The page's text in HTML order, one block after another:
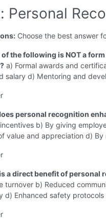
Personal
Choose the best answer
of the following is NOT a
a) Formal awards and
salary d) Mentoring and
personal recognition
b) By giving
value and appreciation d)
a direct benefit of personal
turnover b) Reduced
d) Enhanced safety protocols